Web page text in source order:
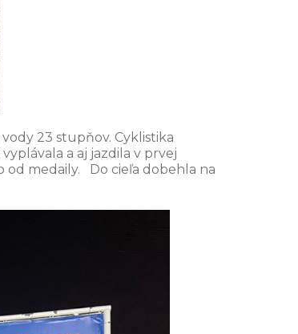
23 stupňov. Cyklistika
a aj jazdila v prvej
od medaily. Do cieľa dobehla na